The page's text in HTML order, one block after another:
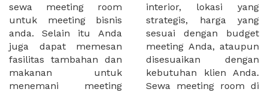
sewa meeting room
untuk meeting bisnis
anda. Selain itu Anda
juga dapat memesan
fasilitas tambahan dan
makanan untuk
menemani meeting
interior, lokasi yang
strategis, harga yang
sesuai dengan budget
meeting Anda, ataupun
disesuaikan dengan
kebutuhan klien Anda.
Sewa meeting room di